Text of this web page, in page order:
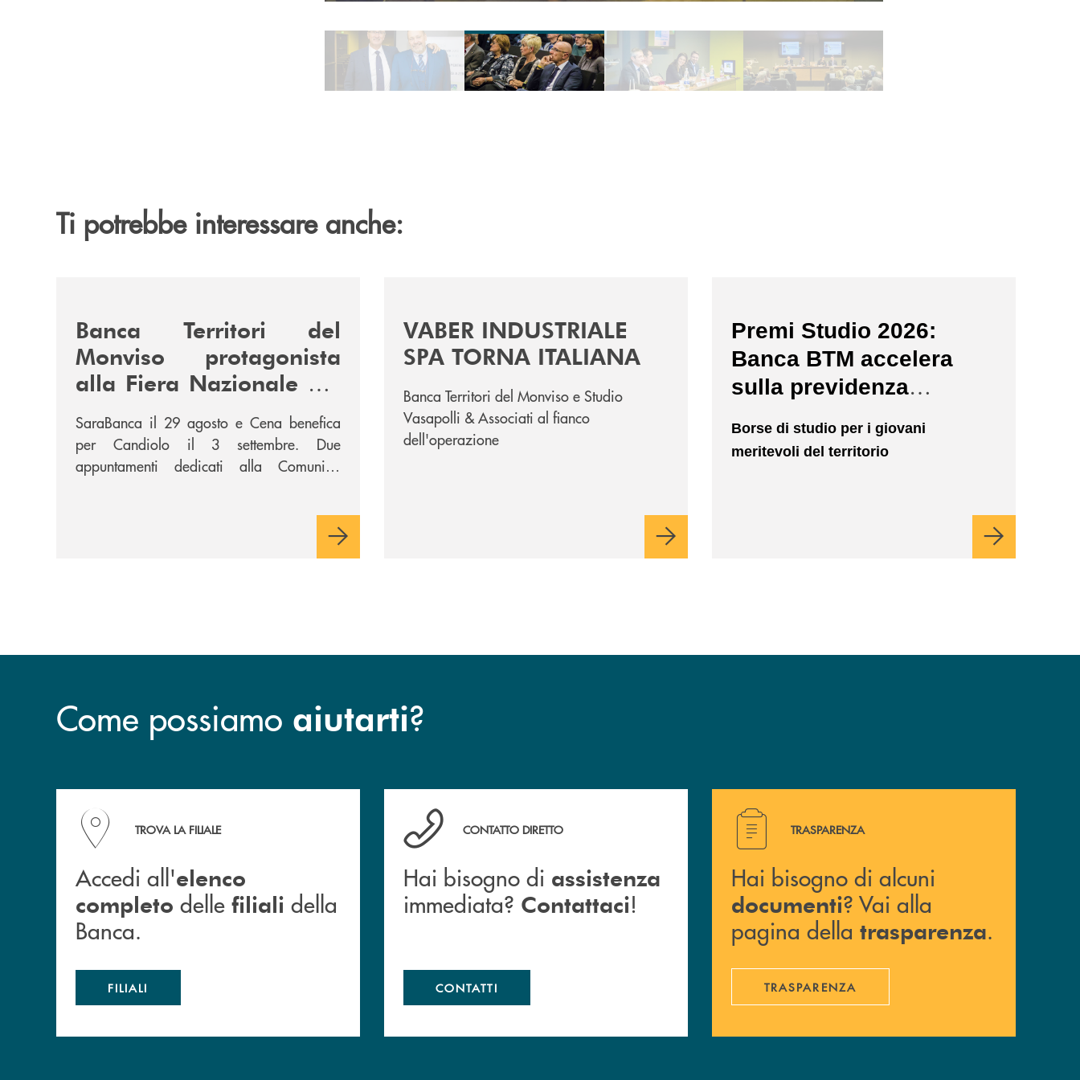
Ti potrebbe interessare anche:
Banca Territori del
Monviso protagonista
alla Fiera Nazionale del
Peperone con
SARABANCA e la Cena
per la Ricerca
SaraBanca il 29 agosto e Cena benefica
per Candiolo il 3 settembre. Due
appuntamenti dedicati alla Comunità,
VABER INDUSTRIALE
SPA TORNA ITALIANA
Banca Territori del Monviso e Studio
Vasapolli & Associati al fianco
dell'operazione
Premi Studio 2026:
Banca BTM accelera
sulla previdenza
nuove generazioni
Borse di studio per i giovani
meritevoli del territorio
Come possiamo aiutarti?
Accedi all' elenco completo delle filiali della Banca.
TROVA LA FILIALE
Accedi all'elenco
completo delle filiali della
Banca.
FILIALI
Hai bisogno di assistenza immediata? Contattaci !
CONTATTO DIRETTO
Hai bisogno di assistenza
immediata? Contattaci!
CONTATTI
Hai bisogno di alcuni documenti ? Vai alla pagina della
TRASPARENZA
Hai bisogno di alcuni
documenti? Vai alla
pagina della trasparenza.
TRASPARENZA